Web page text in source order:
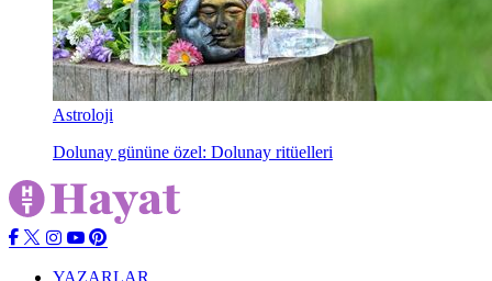
Astroloji
Dolunay gününe özel: Dolunay ritüelleri